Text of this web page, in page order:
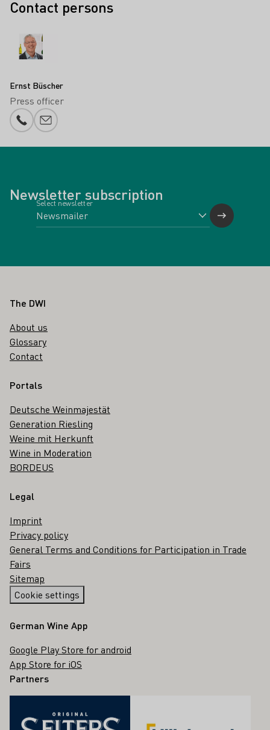
Contact persons
Ernst Büscher
Press officer
Phone number
E-mail add
Newsletter subscription
Select newsletter
Footer
The DWI
About us
Glossary
Contact
Portals
Deutsche Weinmajestät
Generation Riesling
Weine mit Herkunft
Wine in Moderation
BORDEUS
Legal
Imprint
Privacy policy
General Terms and Conditions for Participation in Trade
Fairs
Sitemap
Cookie settings
German Wine App
Google Play Store for android
App Store for iOS
Partners